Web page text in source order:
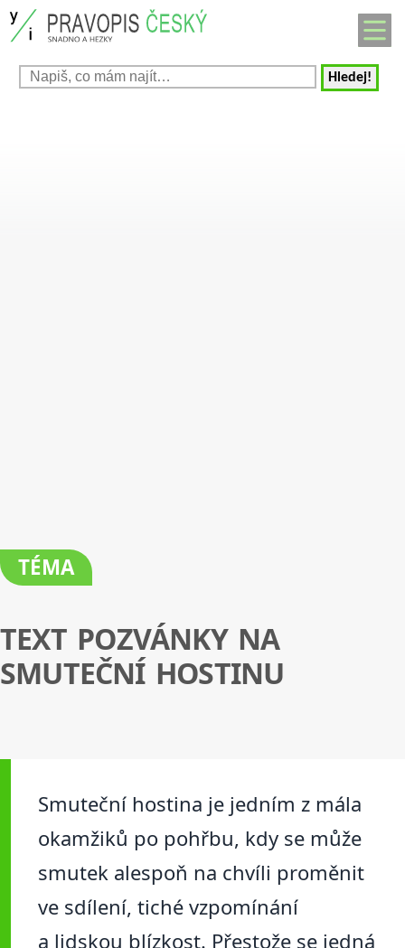
Hledej!
TÉMA
TEXT POZVÁNKY NA
SMUTEČNÍ HOSTINU
Smuteční hostina je jedním z mála
okamžiků po pohřbu, kdy se může
smutek alespoň na chvíli proměnit
ve sdílení, tiché vzpomínání
a lidskou blízkost. Přestože se jedná